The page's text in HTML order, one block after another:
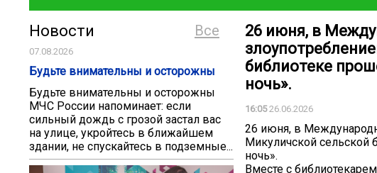
Все
Новости
07.08.2026
️Будьте внимательны и осторожны️
️Будьте внимательны и осторожны️
МЧС России напоминает: если
сильный дождь с грозой застал вас
на улице, укройтесь в ближайшем
здании, не спускайтесь в подземные...
26 июня, в
библиотеке
ночь».
16:0526.06.2026
26 июня, в
Микуличской сельской
ночь».
Вместе с